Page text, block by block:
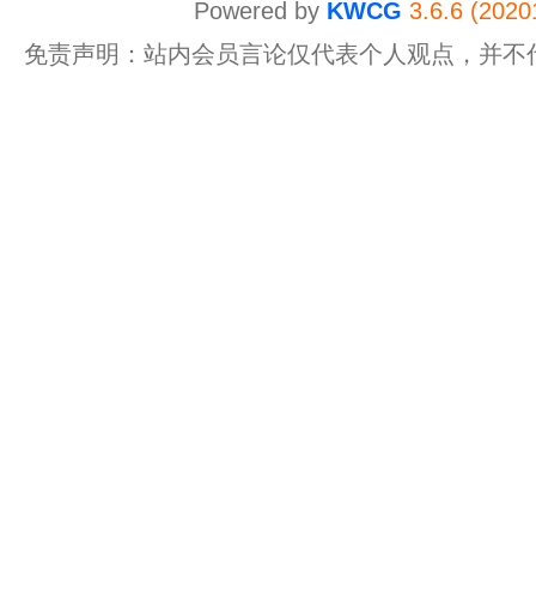
Powered by KWCG 3.6.6
免责声明：站内会员言论仅代表个人观点，并